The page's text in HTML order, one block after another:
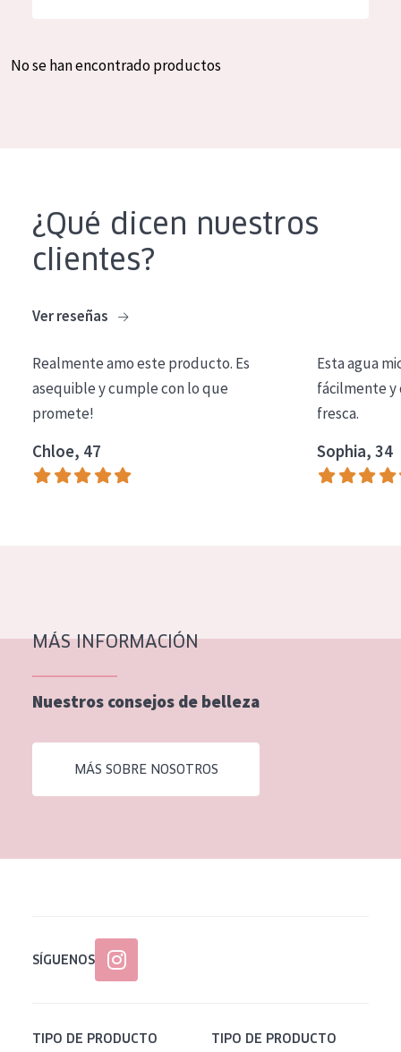
Crema de día
Crema de noche
Limpieza
COLECCIÓN
Essentials
Lift+
Piel normal y seca
Piel mixata o grasa
Piel madura
Piel expuesta al sol
Piel menopáusica
Todas las edades
Spanish
No se han encontrado productos
¿Qué dicen nuestros
clientes?
Ver reseñas
Realmente amo este producto. Es
asequible y cumple con lo que
promete!
Chloe, 47
Esta agua
fácilmente y
fresca.
Sophia, 34
MÁS INFORMACIÓN
Nuestros consejos de belleza
MÁS SOBRE NOSOTROS
SÍGUENOS
TIPO DE PRODUCTO TIPO DE PRODUCTO